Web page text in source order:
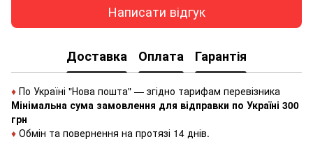
Написати відгук
Доставка Оплата Гарантія
♦ По Україні "Нова пошта" — згідно тарифам перевізника
Мінімальна сума замовлення для відправки по Україні 300
грн
♦ Обмін та повернення на протязі 14 днів.